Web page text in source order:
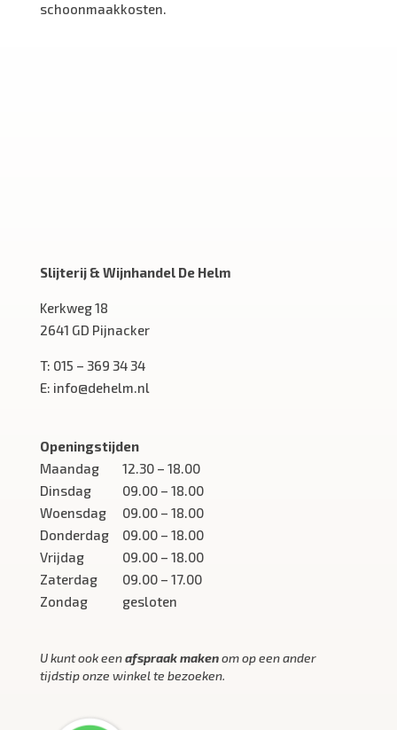
schoonmaakkosten.
Slijterij & Wijnhandel De Helm
Kerkweg 18
2641 GD Pijnacker
T: 015 – 369 34 34
E: info@dehelm.nl
Openingstijden
Maandag
12.30 – 18.00
Dinsdag
09.00 – 18.00
Woensdag
09.00 – 18.00
Donderdag
09.00 – 18.00
Vrijdag
09.00 – 18.00
Zaterdag
09.00 – 17.00
Zondag
gesloten
U kunt ook eenafspraak makenom op een ander
tijdstip onze winkel te bezoeken.